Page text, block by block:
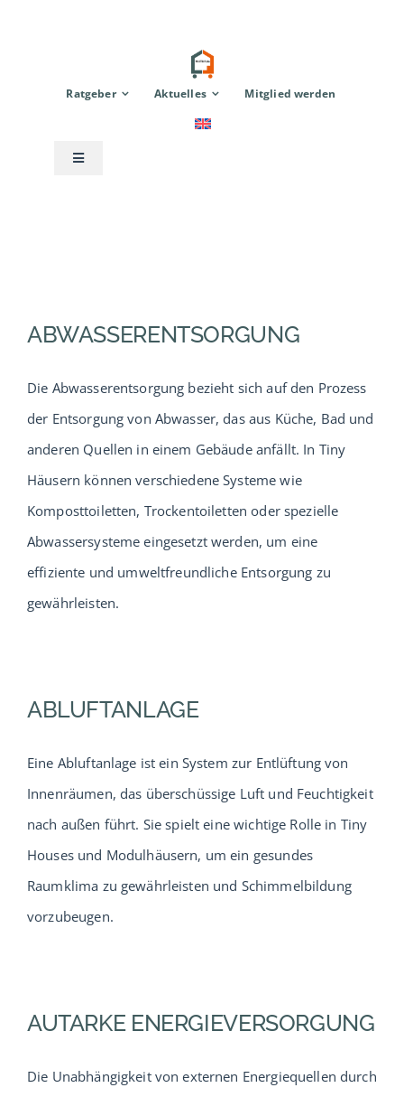
Ratgeber Aktuelles Mitglied werden
Toggle
TinyHouse
Zubehör
Service
Verband
ABWASSERENTSORGUNG
Die Abwasserentsorgung bezieht sich auf den Prozess
der Entsorgung von Abwasser, das aus Küche, Bad und
anderen Quellen in einem Gebäude anfällt. In Tiny
Häusern können verschiedene Systeme wie
Komposttoiletten, Trockentoiletten oder spezielle
Abwassersysteme eingesetzt werden, um eine
effiziente und umweltfreundliche Entsorgung zu
gewährleisten.
ABLUFTANLAGE
Eine Abluftanlage ist ein System zur Entlüftung von
Innenräumen, das überschüssige Luft und Feuchtigkeit
nach außen führt. Sie spielt eine wichtige Rolle in Tiny
Houses und Modulhäusern, um ein gesundes
Raumklima zu gewährleisten und Schimmelbildung
vorzubeugen.
AUTARKE ENERGIEVERSORGUNG
Die Unabhängigkeit von externen Energiequellen durch